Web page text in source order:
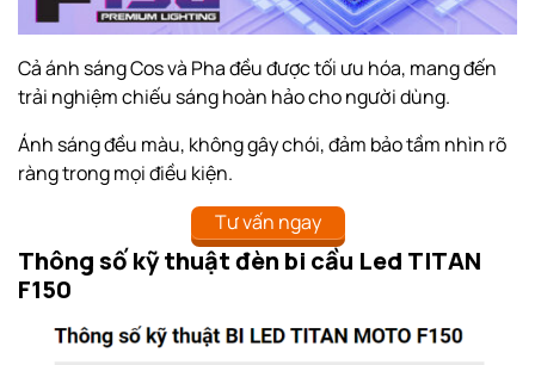
Cả ánh sáng Cos và Pha đều được tối ưu hóa, mang đến
trải nghiệm chiếu sáng hoàn hảo cho người dùng.
Ánh sáng đều màu, không gây chói, đảm bảo tầm nhìn rõ
ràng trong mọi điều kiện.
Tư vấn ngay
Thông số kỹ thuật đèn bi cầu Led TITAN
F150